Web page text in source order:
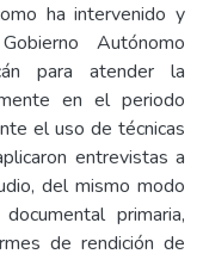
ha intervenido y
Autónomo
para atender la
en el periodo
el uso de técnicas
entrevistas a
del mismo modo
primaria,
de rendición de